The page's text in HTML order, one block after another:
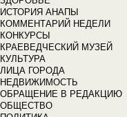
ИСТОРИЯ АНАПЫ
КОММЕНТАРИЙ НЕДЕЛИ
КОНКУРСЫ
КРАЕВЕДЧЕСКИЙ МУЗЕЙ
КУЛЬТУРА
ЛИЦА ГОРОДА
НЕДВИЖИМОСТЬ
ОБРАЩЕНИЕ В РЕДАКЦИЮ
ОБЩЕСТВО